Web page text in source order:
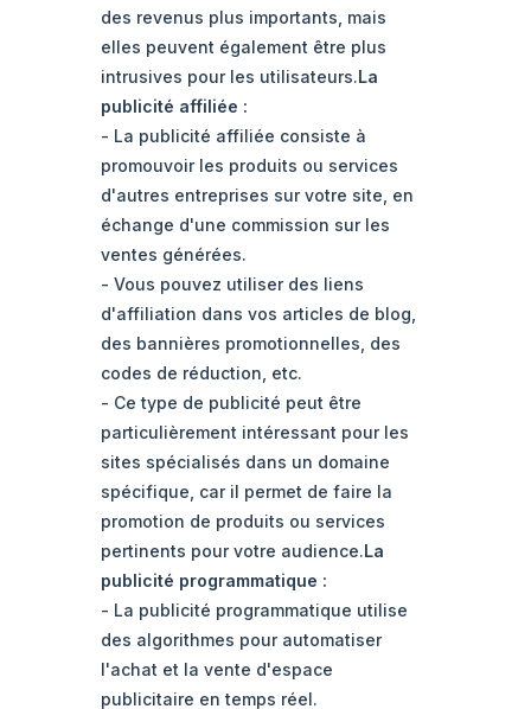
des revenus plus importants, mais
elles peuvent également être plus
intrusives pour les utilisateurs.La
publicité affiliée :
- La publicité affiliée consiste à
promouvoir les produits ou services
d'autres entreprises sur votre site, en
échange d'une commission sur les
ventes générées.
- Vous pouvez utiliser des liens
d'affiliation dans vos articles de blog,
des bannières promotionnelles, des
codes de réduction, etc.
- Ce type de publicité peut être
particulièrement intéressant pour les
sites spécialisés dans un domaine
spécifique, car il permet de faire la
promotion de produits ou services
pertinents pour votre audience.La
publicité programmatique :
- La publicité programmatique utilise
des algorithmes pour automatiser
l'achat et la vente d'espace
publicitaire en temps réel.